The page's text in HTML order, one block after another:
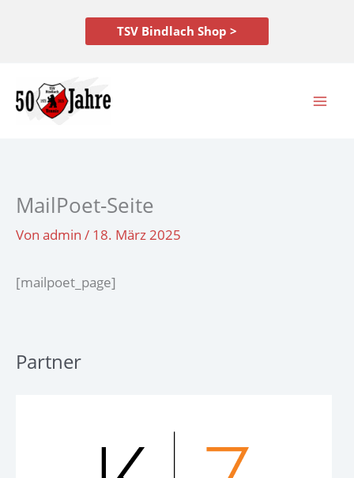
TSV Bindlach Shop >
MailPoet-Seite
Von admin / 18. März 2025
[mailpoet_page]
Partner